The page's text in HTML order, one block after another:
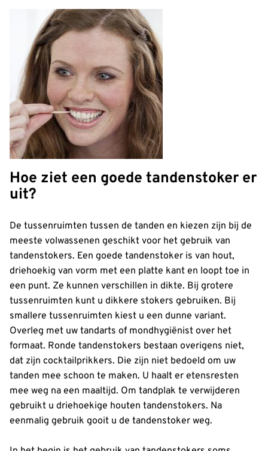
Hoe ziet een goede tandenstoker er
uit?
De tussenruimten tussen de tanden en kiezen zijn bij de
meeste volwassenen geschikt voor het gebruik van
tandenstokers. Een goede tandenstoker is van hout,
driehoekig van vorm met een platte kant en loopt toe in
een punt. Ze kunnen verschillen in dikte. Bij grotere
tussenruimten kunt u dikkere stokers gebruiken. Bij
smallere tussenruimten kiest u een dunne variant.
Overleg met uw tandarts of mondhygiënist over het
formaat. Ronde tandenstokers bestaan overigens niet,
dat zijn cocktailprikkers. Die zijn niet bedoeld om uw
tanden mee schoon te maken. U haalt er etensresten
mee weg na een maaltijd. Om tandplak te verwijderen
gebruikt u driehoekige houten tandenstokers. Na
eenmalig gebruik gooit u de tandenstoker weg.